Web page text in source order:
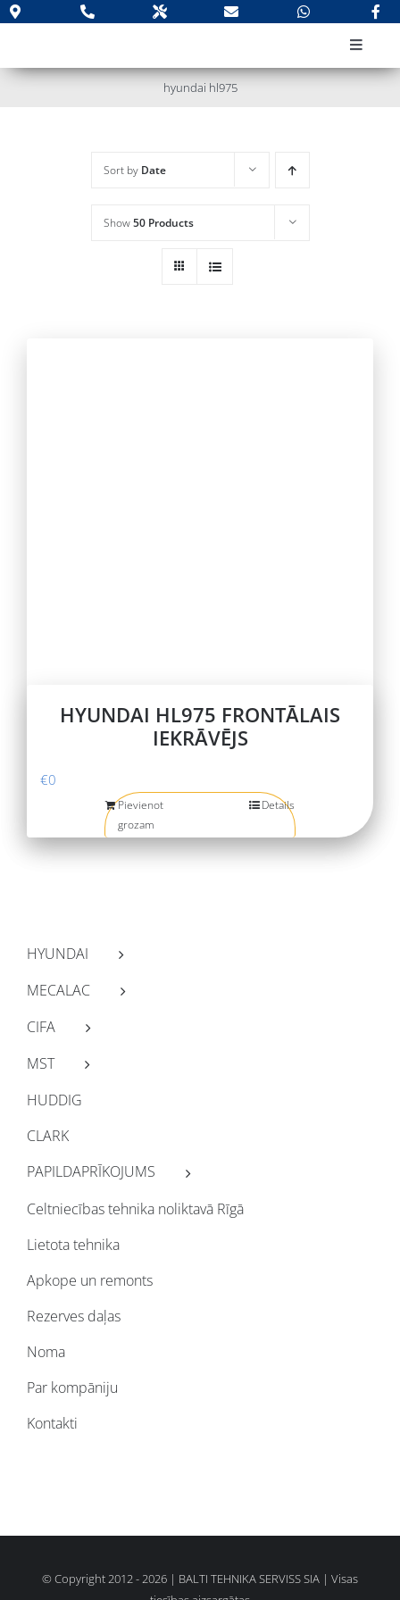
Skip
Toggle
PAR
hyundai hl975
Sort by Date
Show50 Products
HYUNDAI HL975 FRONTĀLAIS
IEKRĀVĒJS
€0
Pievienot
grozam
Details
HYUNDAI
MECALAC
CIFA
MST
HUDDIG
CLARK
PAPILDAPRĪKOJUMS
Celtniecības tehnika noliktavā Rīgā
Lietota tehnika
Apkope un remonts
Rezerves daļas
Noma
Par kompāniju
Kontakti
© Copyright 2012 -2026 | BALTI TEHNIKA SERVISS SIA | Visas